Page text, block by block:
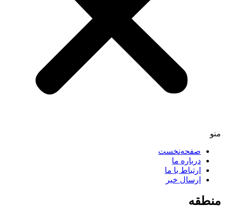
منو
صفحه‌نخست
درباره ما
ارتباط با ما
ارسال خبر
منطقه